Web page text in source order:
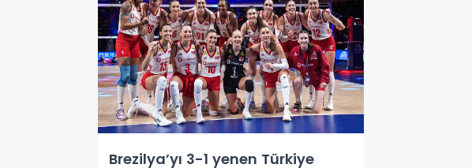
Brezilya’yı 3-1 yenen Türkiye